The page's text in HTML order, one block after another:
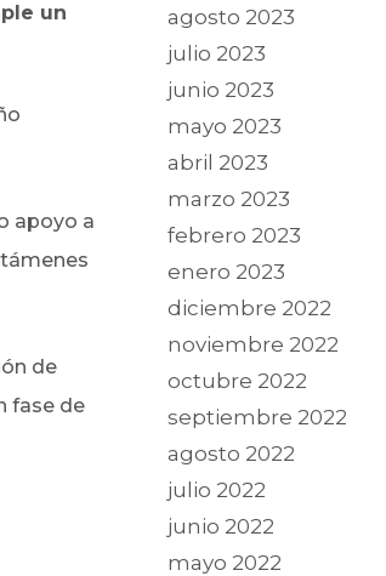
un
apoyo a
de
fase de
agosto 2023
julio 2023
junio 2023
mayo 2023
abril 2023
marzo 2023
febrero 2023
enero 2023
diciembre 2022
noviembre 2022
octubre 2022
septiembre 2022
agosto 2022
julio 2022
junio 2022
mayo 2022